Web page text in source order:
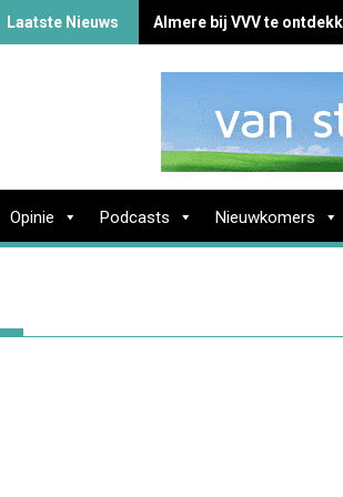
Laatste Nieuws Almere bij VVV te
Opinie Podcasts Nieuwkomers